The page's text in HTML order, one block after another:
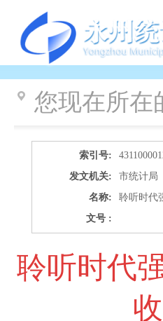
您现在所在
索引号:
发文机关:
市统计局
名称:
聆听时代
文号 :
聆听时代